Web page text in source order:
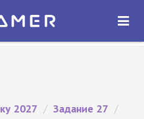
ОТКРЫТЬ
2027 / Задание 27 /